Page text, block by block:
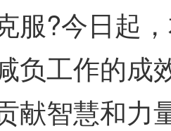
服?今日起
负工作的成
献智慧和力